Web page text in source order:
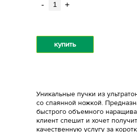
- +
купить
Уникальные пучки из
со спаянной ножкой.
быстрого объемного
клиент спешит и хочет
качественную услугу за